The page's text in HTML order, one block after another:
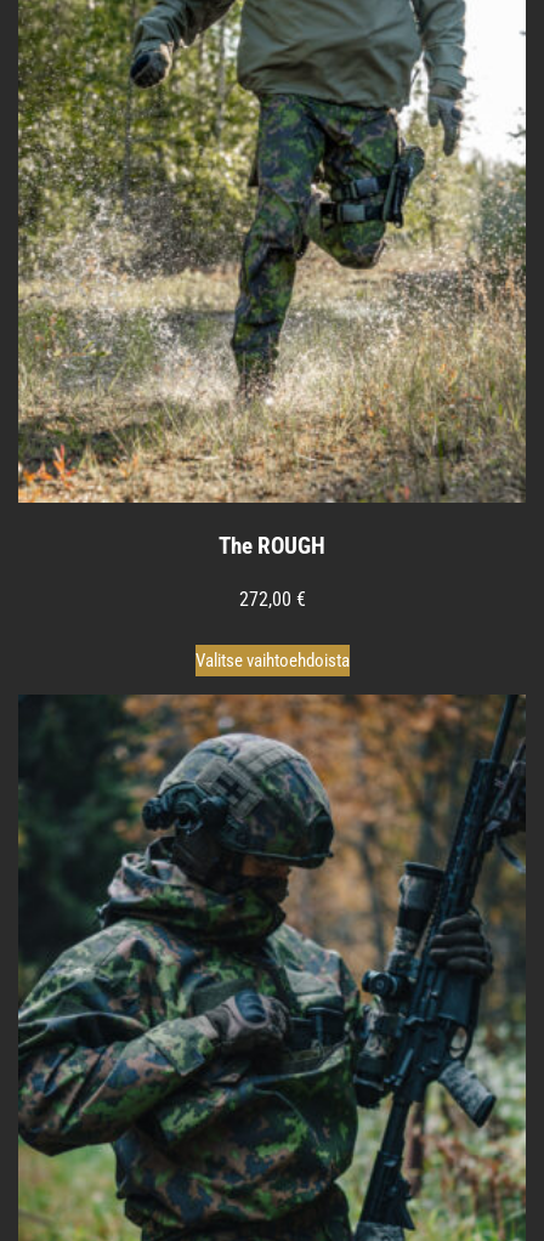
The ROUGH
272,00 €
Valitse vaihtoehdoista
Tällä
tuotteella
on
useampi
muunnelma.
Voit
tehdä
valinnat
tuotteen
sivulla.